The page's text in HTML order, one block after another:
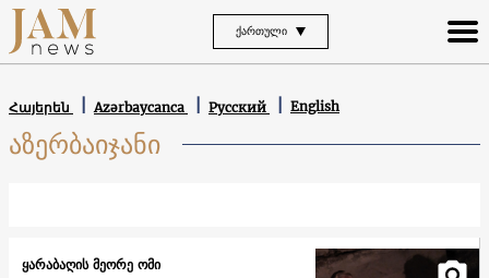
ᲥᲐᲠᲗᲣᲚᲘ
Հայերեն Azərbaycanca Русский English
აზერბაიჯანი
ყარაბაღის მეორე ომი